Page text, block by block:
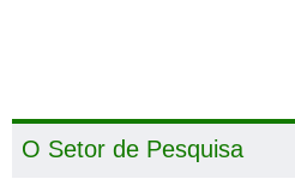
O Setor de Pesquisa